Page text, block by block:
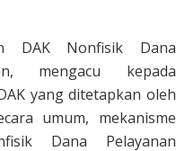
DAK Nonfisik Dana
mengacu kepada
yang ditetapkan oleh
umum, mekanisme
Dana Pelayanan